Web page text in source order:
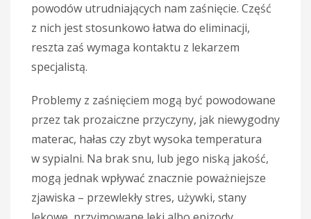
powodów utrudniających nam zaśnięcie. Część
z nich jest stosunkowo łatwa do eliminacji,
reszta zaś wymaga kontaktu z lekarzem
specjalistą.
Problemy z zaśnięciem mogą być powodowane
przez tak prozaiczne przyczyny, jak niewygodny
materac, hałas czy zbyt wysoka temperatura
w sypialni. Na brak snu, lub jego niską jakość,
mogą jednak wpływać znacznie poważniejsze
zjawiska – przewlekły stres, używki, stany